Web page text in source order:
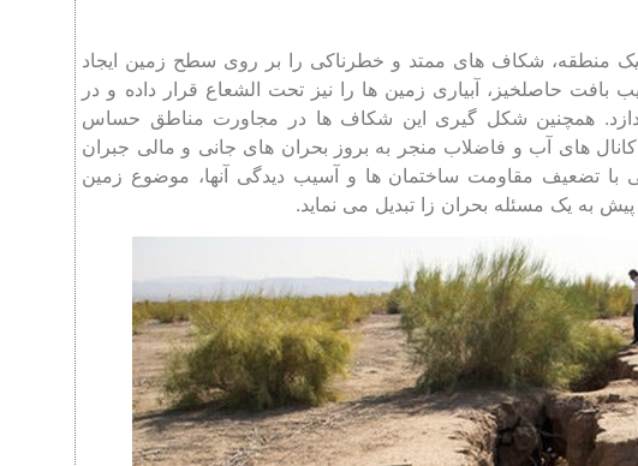
یک منطقه، شکاف‌ های ممتد و خطرناکی را بر روی سطح زمین ایجاد
حاصلخیز، آبیاری زمین ‌ها را نیز تحت الشعاع قرار داده و در
همچنین شکل گیری این شکاف ها در مجاورت مناطق حساس
های آب و فاضلاب منجر به بروز بحران های جانی و مالی جبران
تضعیف مقاومت ساختمان ها و آسیب دیدگی آنها، موضوع زمین